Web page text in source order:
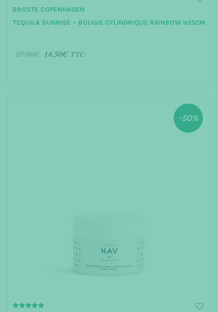
0
o
t
BROSTE COPENHAGEN
TEQUILA SUNRISE – BOUGIE CYLINDRIQUE RAINBOW H25CM
29.00€ 14.50€ TTC
-50%